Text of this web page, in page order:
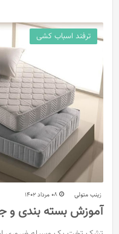
ترفند اسباب کشی
زینب متولی 08 مرداد 1402
آموزش بسته بندی و